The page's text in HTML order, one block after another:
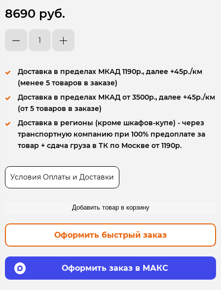
8690 руб.
Доставка в пределах МКАД 1190р., далее +45р./км
(менее 5 товаров в заказе)
Доставка в пределах МКАД от 3500р., далее +45р./км
(от 5 товаров в заказе)
Доставка в регионы (кроме шкафов-купе) - через
транспортную компанию при 100% предоплате за
товар + сдача груза в ТК по Москве от 1190р.
Условия Оплаты и Доставки
Добавить товар в корзину
Оформить быстрый заказ
Оформить заказ в МАКС